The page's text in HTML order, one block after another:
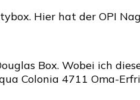
Hier hat der OPI
Box. Wobei ich
Colonia 4711 Oma-